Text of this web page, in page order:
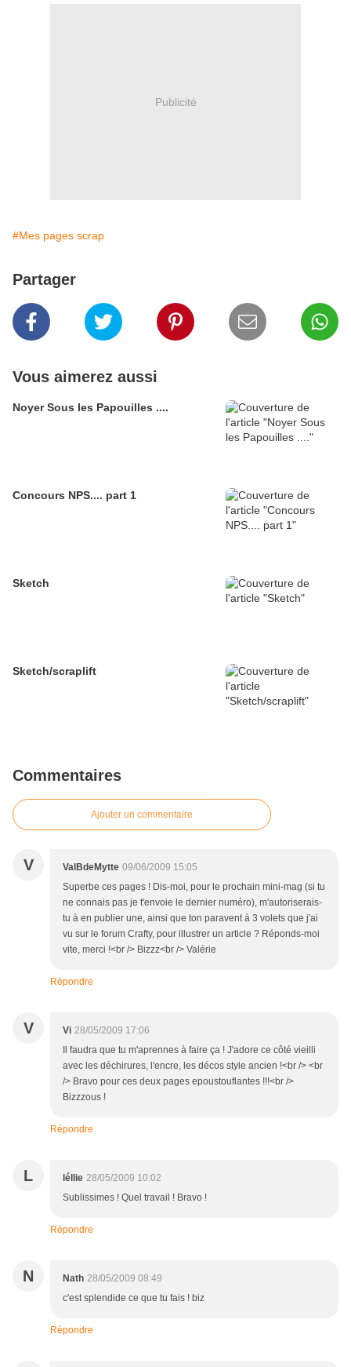
Publicité
#Mes pages scrap
Partager
Vous aimerez aussi
Noyer Sous les Papouilles ....
Concours NPS.... part 1
Sketch
Sketch/scraplift
Commentaires
Ajouter un commentaire
V ValBdeMytte 09/06/2009 15:05
Superbe ces pages ! Dis-moi, pour le prochain mini-mag (si tu
ne connais pas je t'envoie le dernier numéro), m'autoriserais-
tu à en publier une, ainsi que ton paravent à 3 volets que j'ai
vu sur le forum Crafty, pour illustrer un article ? Réponds-moi
vite, merci !<br /> Bizzz<br /> Valérie
Répondre
V Vi 28/05/2009 17:06
Il faudra que tu m'aprennes à faire ça ! J'adore ce côté vieilli
avec les déchirures, l'encre, les décos style ancien !<br /> <br
/> Bravo pour ces deux pages epoustouflantes !!!<br />
Bizzzous !
Répondre
L léllie 28/05/2009 10:02
Sublissimes ! Quel travail ! Bravo !
Répondre
N Nath 28/05/2009 08:49
c'est splendide ce que tu fais ! biz
Répondre